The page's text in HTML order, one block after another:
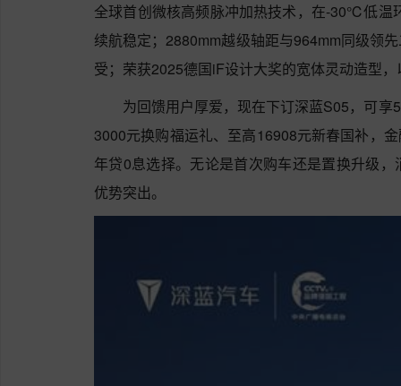
全球首创微核高频脉冲加热技术，在-30℃低
续航稳定；2880mm越级轴距与964mm同级领
受；荣获2025德国iF设计大奖的宽体灵动造型
为回馈用户厚爱，现在下订深蓝S05，可
3000元换购福运礼、至高16908元新春国补，
年贷0息选择。无论是首次购车还是置换升级
优势突出。